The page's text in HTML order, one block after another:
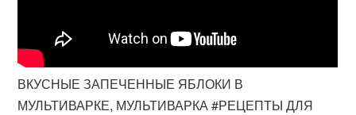
ВКУСНЫЕ ЗАПЕЧЕННЫЕ ЯБЛОКИ В
МУЛЬТИВАРКЕ, МУЛЬТИВАРКА #РЕЦЕПТЫ ДЛЯ